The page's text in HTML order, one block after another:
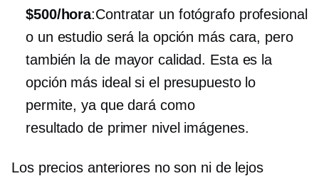
$500/hora:Contratar un fotógrafo profesional
o un estudio será la opción más cara, pero
también la de mayor calidad. Esta es la
opción más ideal si el presupuesto lo
permite, ya que dará como
resultadode primer nivel imágenes.
Los precios anteriores no son ni de lejos